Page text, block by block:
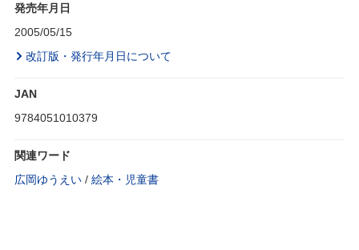
発売年月日
2005/05/15
改訂版・発行年月日について
JAN
9784051010379
関連ワード
広岡ゆうえい / 絵本・児童書